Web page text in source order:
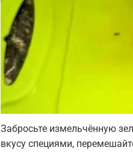
Забросьте измельчённую
вкусу специями,